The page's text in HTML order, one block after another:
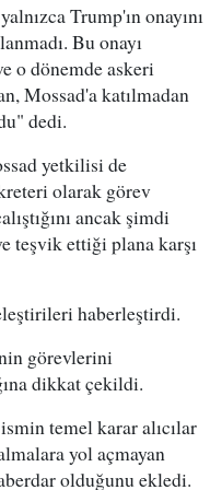
Trump'ın onayını
Bu onayı
o dönemde askeri
Mossad'a katılmadan
dedi.
yetkilisi de
olarak görev
ancak şimdi
teşvik ettiği plana karşı
haberleştirdi.
görevlerini
dikkat çekildi.
temel karar alıcılar
yol açmayan
olduğunu ekledi.